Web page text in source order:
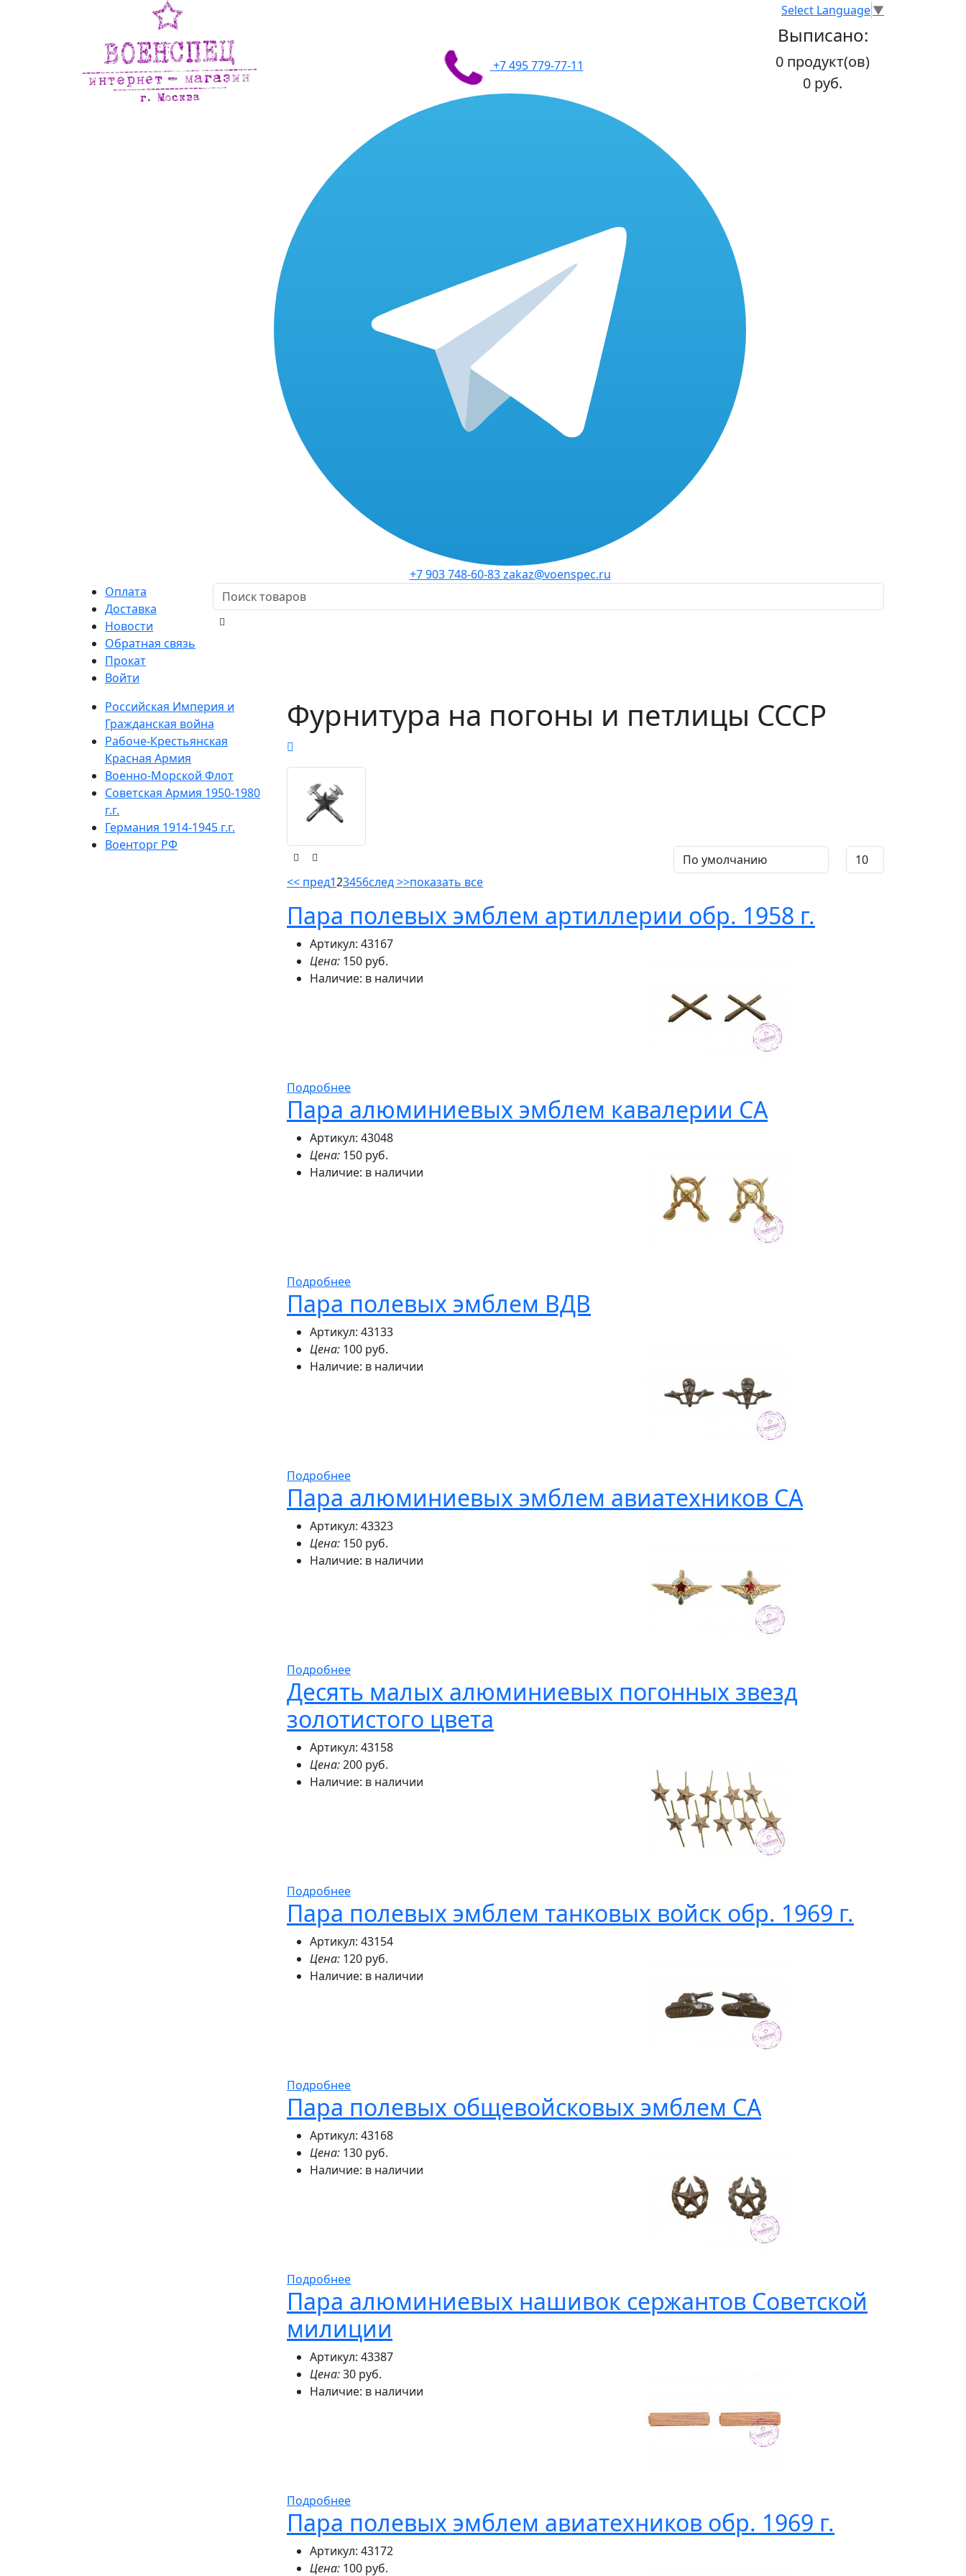
+7 495 779-77-11
+7 903 748-60-83zakaz@voenspec.ru
Select Language▼
Выписано:
0 продукт(ов)
0 руб.
Оплата
Доставка
Новости
Обратная связь
Прокат
Войти
Российская Империя и
Гражданская война
Рабоче-Крестьянская
Красная Армия
Военно-Морской Флот
Советская Армия 1950-1980
г.г.
Германия 1914-1945 г.г.
Военторг РФ
Фурнитура на погоны и петлицы СССР
<< пред123456след >>показать все
Пара полевых эмблем артиллерии обр. 1958 г.
Артикул: 43167
Цена: 150 руб.
Наличие: в наличии
Подробнее
Пара алюминиевых эмблем кавалерии СА
Артикул: 43048
Цена: 150 руб.
Наличие: в наличии
Подробнее
Пара полевых эмблем ВДВ
Артикул: 43133
Цена: 100 руб.
Наличие: в наличии
Подробнее
Пара алюминиевых эмблем авиатехников СА
Артикул: 43323
Цена: 150 руб.
Наличие: в наличии
Подробнее
Десять малых алюминиевых погонных звезд
золотистого цвета
Артикул: 43158
Цена:200 руб.
Наличие: в наличии
Подробнее
Пара полевых эмблем танковых войск обр. 1969 г.
Артикул: 43154
Цена: 120 руб.
Наличие: в наличии
Подробнее
Пара полевых общевойсковых эмблем СА
Артикул: 43168
Цена: 130 руб.
Наличие: в наличии
Подробнее
Пара алюминиевых нашивок сержантов Советской
милиции
Артикул: 43387
Цена:30 руб.
Наличие: в наличии
Подробнее
Пара полевых эмблем авиатехников обр. 1969 г.
Артикул: 43172
Цена: 100 руб.